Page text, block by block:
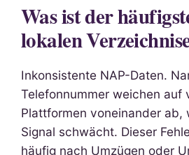
Was ist der
lokalen
Inkonsistente NAP-Daten.
Telefonnummer weichen auf
Plattformen voneinander ab,
Signal schwächt. Dieser
häufig nach Umzügen oder